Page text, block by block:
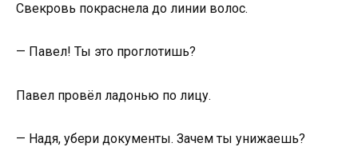
Свекровь покраснела до линии волос.
— Павел! Ты это проглотишь?
Павел провёл ладонью по лицу.
— Надя, убери документы. Зачем ты унижаешь?